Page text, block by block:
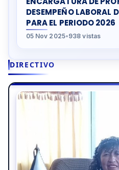
DIRECTIVO
DESEMPEÑO LABORAL
PARA EL PERIODO 2026
05 Nov 2025•938 vistas